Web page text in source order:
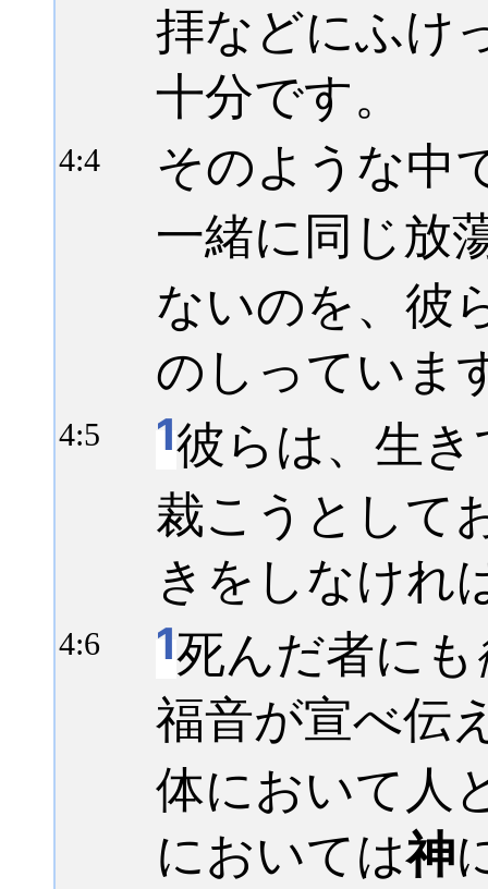
拝などにふけ
十分です。
4:4
そのような中
一緒に同じ放
ないのを、彼
のしっていま
4:5 1彼らは、生
裁こうとして
きをしなけれ
4:6 1死んだ者にも
福音が宣べ伝
体において人
においては神